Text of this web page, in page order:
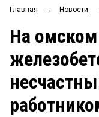
ОБЩЕСТВО
ЗАКОН
ПРОИСШЕСТВИЯ
Главная → Новости
На омском